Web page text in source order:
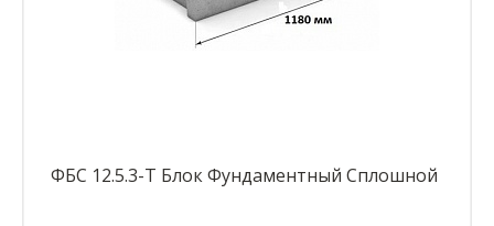
ФБС 12.5.3-Т Блок Фундаментный Сплошной